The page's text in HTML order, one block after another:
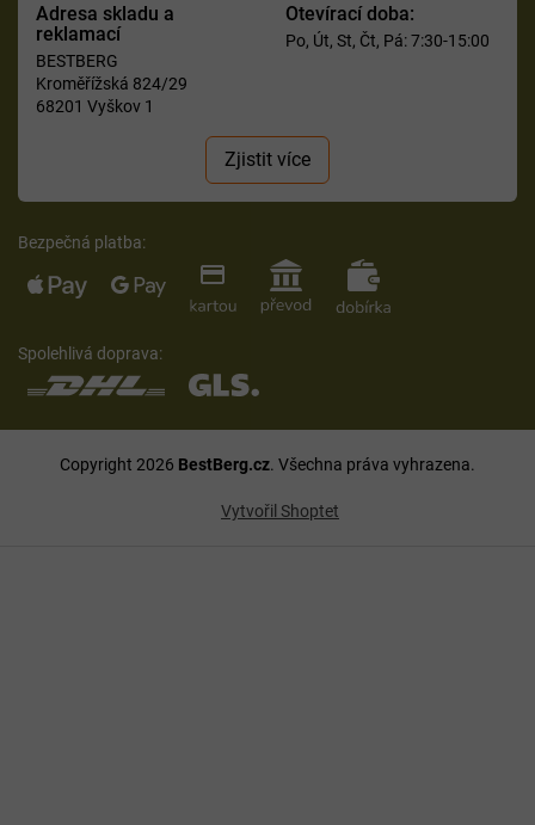
Adresa skladu a
reklamací
BESTBERG
Kroměřížská 824/29
68201 Vyškov 1
Otevírací doba:
Po, Út, St, Čt, Pá: 7:30-15:00
Zjistit více
Bezpečná platba:
Spolehlivá doprava:
Vytvořil Shoptet
Copyright 2026 BestBerg.cz. Všechna práva vyhrazena.